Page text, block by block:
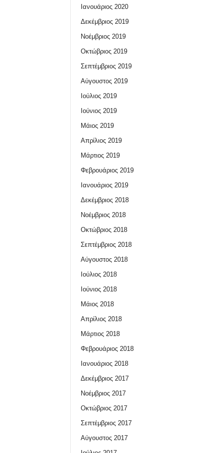
Ιανουάριος 2020
Δεκέμβριος 2019
Νοέμβριος 2019
Οκτώβριος 2019
Σεπτέμβριος 2019
Αύγουστος 2019
Ιούλιος 2019
Ιούνιος 2019
Μάιος 2019
Απρίλιος 2019
Μάρτιος 2019
Φεβρουάριος 2019
Ιανουάριος 2019
Δεκέμβριος 2018
Νοέμβριος 2018
Οκτώβριος 2018
Σεπτέμβριος 2018
Αύγουστος 2018
Ιούλιος 2018
Ιούνιος 2018
Μάιος 2018
Απρίλιος 2018
Μάρτιος 2018
Φεβρουάριος 2018
Ιανουάριος 2018
Δεκέμβριος 2017
Νοέμβριος 2017
Οκτώβριος 2017
Σεπτέμβριος 2017
Αύγουστος 2017